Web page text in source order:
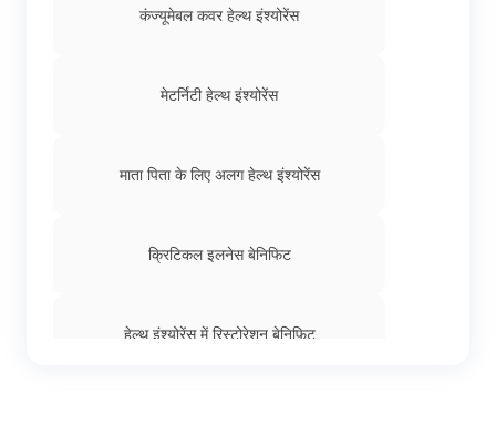
कंज्यूमेबल कवर हेल्थ इंश्योरेंस
मेटर्निटी हेल्थ इंश्योरेंस
माता पिता के लिए अलग हेल्थ इंश्योरेंस
क्रिटिकल इलनेस बेनिफिट
हेल्थ इंश्योरेंस में रिस्टोरेशन बेनिफिट